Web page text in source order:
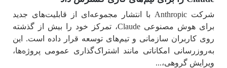
شرکت Anthropic با انتشار مجموعه‌ای از قابلیت‌های جدید
برای هوش مصنوعی Claude، تمرکز خود را بیش از گذشته
کاربران سازمانی و تیم‌های توسعه قرار داده است. این
امکاناتی مانند اشتراک‌گذاری عمومی پروژه‌ها،
گروهی،...